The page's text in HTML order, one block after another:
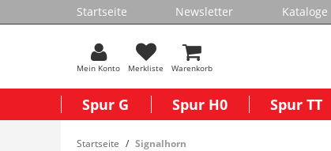
Startseite Newsletter Kataloge
Mein Konto Merkliste Warenkorb
Spur G Spur H0 Spur TT
Startseite Signalhorn